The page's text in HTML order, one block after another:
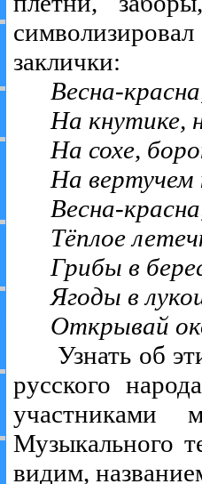
заклички:
Весна-
На кнутике,
На сохе,
На вертучем
Весна-
Тёплое
Грибы в
Ягоды в
Открывай
Узнать об
русского
участниками
Музыкального
видим,